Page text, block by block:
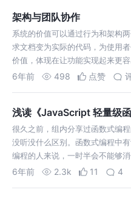
架构与团队协作
系统的价值可以通过行为和架构
求文档变为实际的代码，为使用
价值，体现在让功能实现起来更
松。
6年前 498 点赞
浅读《JavaScript 轻量级函
很久之前，组内分享过函数式编
没听没什么区别。函数式编程中
编程的人来说，一时半会不能够
念都分不清的人，对JavaScript
6年前 2.3k 11 4